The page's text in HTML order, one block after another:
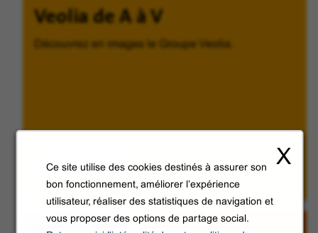
X
Ce site utilise des cookies destinés à assurer son
bon fonctionnement, améliorer l’expérience
utilisateur, réaliser des statistiques de navigation et
vous proposer des options de partage social.
Veolia de A à V
Découvrez en images le Groupe Veolia.
Découvrir